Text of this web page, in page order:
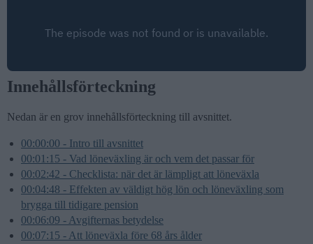
Innehållsförteckning
Nedan är en grov innehållsförteckning till avsnittet.
00:00:00 - Intro till avsnittet
00:01:15 - Vad löneväxling är och vem det passar för
00:02:42 - Checklista: när det är lämpligt att löneväxla
00:04:48 - Effekten av väldigt hög lön och löneväxling som
brygga till tidigare pension
00:06:09 - Avgifternas betydelse
00:07:15 - Att löneväxla före 68 års ålder